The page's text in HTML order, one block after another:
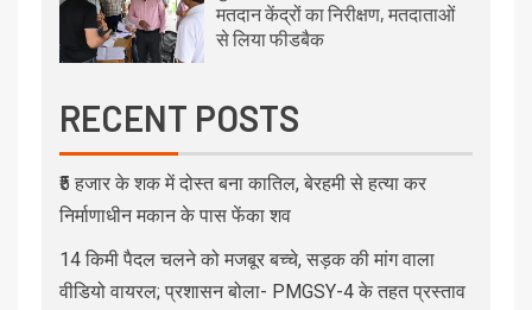
मतदान केंद्रों का निरीक्षण, मतदाताओं
से लिया फीडबैक
RECENT POSTS
₹5 हजार के शक में दोस्त बना कातिल, बेरहमी से हत्या कर
निर्माणाधीन मकान के पास फेंका शव
14 किमी पैदल चलने को मजबूर बच्चे, सड़क की मांग वाला
वीडियो वायरल; प्रशासन बोला- PMGSY-4 के तहत प्रस्ताव